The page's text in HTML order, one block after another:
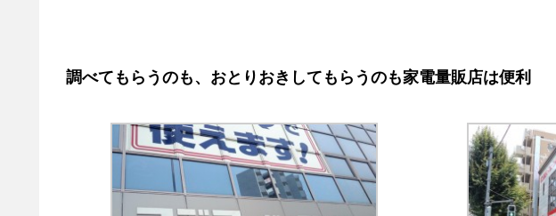
調べてもらうのも、おとりおきしてもらうのも家電量販店は便利